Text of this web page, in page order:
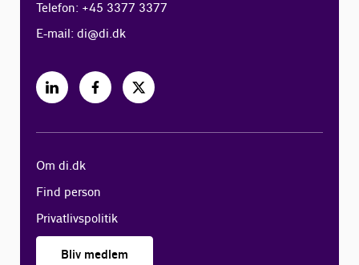
Telefon: +45 3377 3377
E-mail:di@di.dk
Om di.dk
Find person
Privatlivspolitik
Bliv medlem